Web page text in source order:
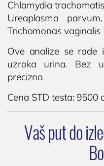
Chlamydia
Ureaplasma
Trichomonas vaginalis
Ove analize se rade
uzroka urina. Bez
precizno
Cena STD testa: 9500
Vaš put do